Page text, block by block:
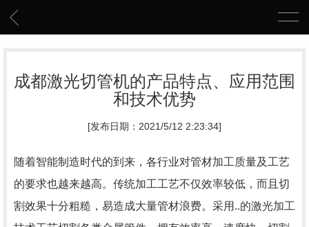
成都激光切管机的产品特点、应用范围
和技术优势
[发布日期：2021/5/12 2:23:34]
随着智能制造时代的到来，各行业对管材加工质量及工艺
的要求也越来越高。传统加工工艺不仅效率较低，而且切
割效果十分粗糙，易造成大量管材浪费。采用..的激光加工